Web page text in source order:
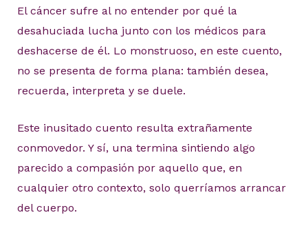
El cáncer sufre al no entender por qué la
desahuciada lucha junto con los médicos para
deshacerse de él. Lo monstruoso, en este cuento,
no se presenta de forma plana: también desea,
recuerda, interpreta y se duele.
Este inusitado cuento resulta extrañamente
conmovedor. Y sí, una termina sintiendo algo
parecido a compasión por aquello que, en
cualquier otro contexto, solo querríamos arrancar
del cuerpo.